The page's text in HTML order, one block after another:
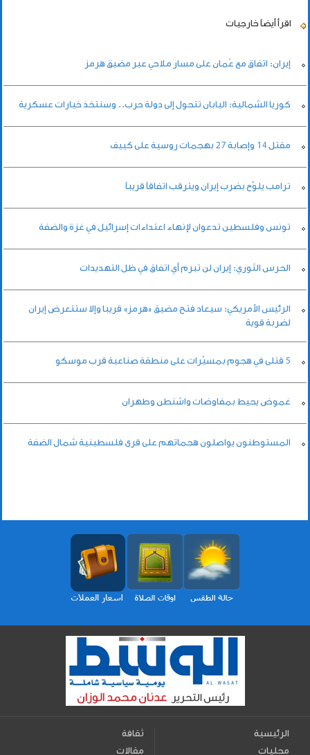
اقرأ أيضاً خارجيات
إيران: اتفاق مع عُمان على مسار ملاحي عبر مضيق هرمز
كوريا الشمالية: اليابان تتحول إلى دولة حرب.. وسنتخذ خيارات عسكرية
مقتل 14 وإصابة ‌27 بهجمات روسية على كييف
ترامب يلوّح بضرب إيران ويترقب اتفاقاً قريباً
تونس وفلسطين تدعوان لإنهاء اعتداءات إسرائيل في غزة والضفة
الحرس الثوري: إيران لن تبرم أي اتفاق في ظل التهديدات
الرئيس الأمريكي: سيعاد فتح مضيق «هرمز» قريبا وإلا ستتعرض إيران
لضربة قوية
5 قتلى في هجوم بمسيّرات على منطقة صناعية قرب موسكو
غموض يحيط بمفاوضات واشنطن وطهران
المستوطنون يواصلون هجماتهم على قرى فلسطينية شمال الضفة
الرئيسية
محليات
ثقافة
مقالات